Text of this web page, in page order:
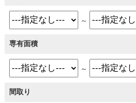
～
専有面積
～
間取り